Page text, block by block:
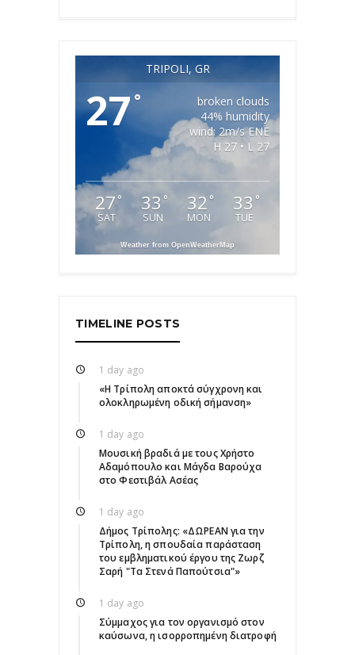
TRIPOLI, GR
27°
broken clouds
44% humidity
wind: 2m/s ENE
H 27 • L 27
27 °
SAT
33 °
SUN
32 °
MON
33 °
TUE
Weather from OpenWeatherMap
TIMELINE POSTS
1 day ago
«Η Τρίπολη αποκτά σύγχρονη και
ολοκληρωμένη οδική σήμανση»
1 day ago
Μουσική βραδιά με τους Χρήστο
Αδαμόπουλο και Μάγδα Βαρούχα
στο Φεστιβάλ Ασέας
1 day ago
Δήμος Τρίπολης: «ΔΩΡΕΑΝ για την
Τρίπολη, η σπουδαία παράσταση
του εμβληματικού έργου της Ζωρζ
Σαρή "Τα Στενά Παπούτσια"»
1 day ago
Σύμμαχος για τον οργανισμό στον
καύσωνα, η ισορροπημένη διατροφή